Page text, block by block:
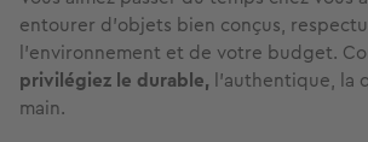
entourer d’objets bien conçus,
l’environnement et de votre budget.
privilégiez le durable, l’authentique, la
main.